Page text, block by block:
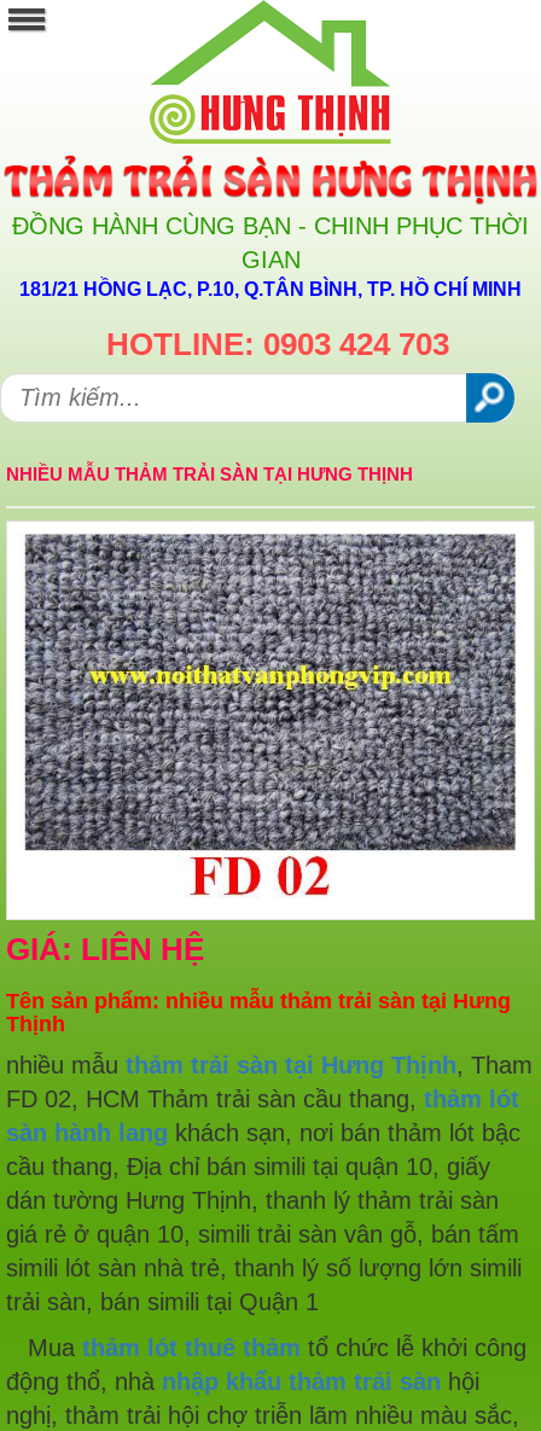
ĐỒNG HÀNH CÙNG BẠN - CHINH PHỤC THỜI
GIAN
181/21 HỒNG LẠC, P.10, Q.TÂN BÌNH, TP. HỒ CHÍ MINH
HOTLINE: 0903 424 703
NHIỀU MẪU THẢM TRẢI SÀN TẠI HƯNG THỊNH
GIÁ: LIÊN HỆ
Tên sản phẩm: nhiều mẫu thảm trải sàn tại Hưng
Thịnh
nhiều mẫu thảm trải sàn tại Hưng Thịnh, Tham
FD 02, HCM Thảm trải sàn cầu thang, thảm lót
sàn hành lang khách sạn, nơi bán thảm lót bậc
cầu thang, Địa chỉ bán simili tại quận 10, giấy
dán tường Hưng Thịnh, thanh lý thảm trải sàn
giá rẻ ở quận 10, simili trải sàn vân gỗ, bán tấm
simili lót sàn nhà trẻ, thanh lý số lượng lớn simili
trải sàn, bán simili tại Quận 1
Mua thảm lót thuê thảm tổ chức lễ khởi công
động thổ, nhà nhập khẩu thảm trải sàn hội
nghị, thảm trải hội chợ triễn lãm nhiều màu sắc,